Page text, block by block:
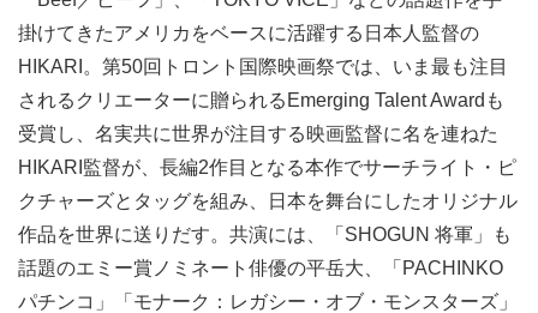
掛けてきたアメリカをベースに活躍する日本人監督の
HIKARI。第50回トロント国際映画祭では、いま最も注目
されるクリエーターに贈られるEmerging Talent Awardも
受賞し、名実共に世界が注目する映画監督に名を連ねた
HIKARI監督が、長編2作目となる本作でサーチライト・ピ
クチャーズとタッグを組み、日本を舞台にしたオリジナル
作品を世界に送りだす。共演には、「SHOGUN 将軍」も
話題のエミー賞ノミネート俳優の平岳大、「PACHINKO
パチンコ」「モナーク：レガシー・オブ・モンスターズ」